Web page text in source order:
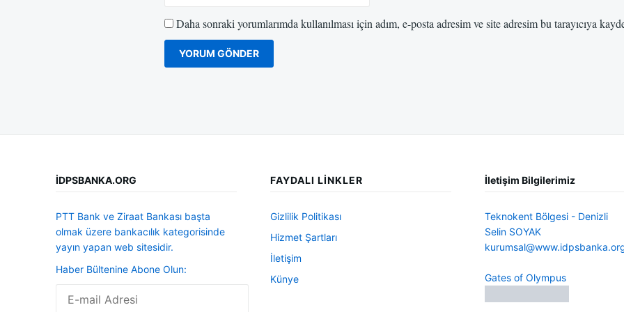
Daha sonraki yorumlarımda kullanılması için adım, e-posta adresim ve site adresim bu tarayıcıya
İDPSBANKA.ORG
PTT Bank ve Ziraat Bankası başta
olmak üzere bankacılık kategorisinde
yayın yapan web sitesidir.
Haber Bültenine Abone Olun:
FAYDALI LINKLER
Gizlilik Politikası
Hizmet Şartları
İletişim
Künye
İletişim Bilgilerimiz
Teknokent Bölgesi - Denizli
Selin SOYAK
Gates of Olympus